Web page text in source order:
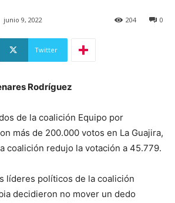
junio 9, 2022 0
204
Twitter
Rodríguez
de la coalición Equipo por
más de 200.000 votos en La Guajira,
coalición redujo la votación a 45.779.
líderes políticos de la coalición
decidieron no mover un dedo